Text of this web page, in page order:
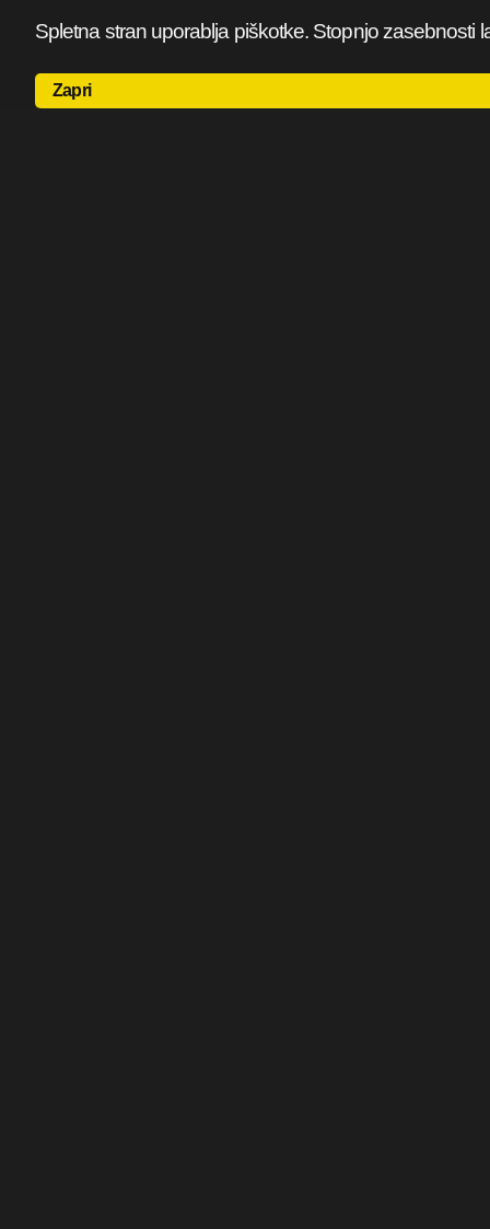
Spletna stran uporablja piškotke. Stopnjo zasebnosti
Zapri